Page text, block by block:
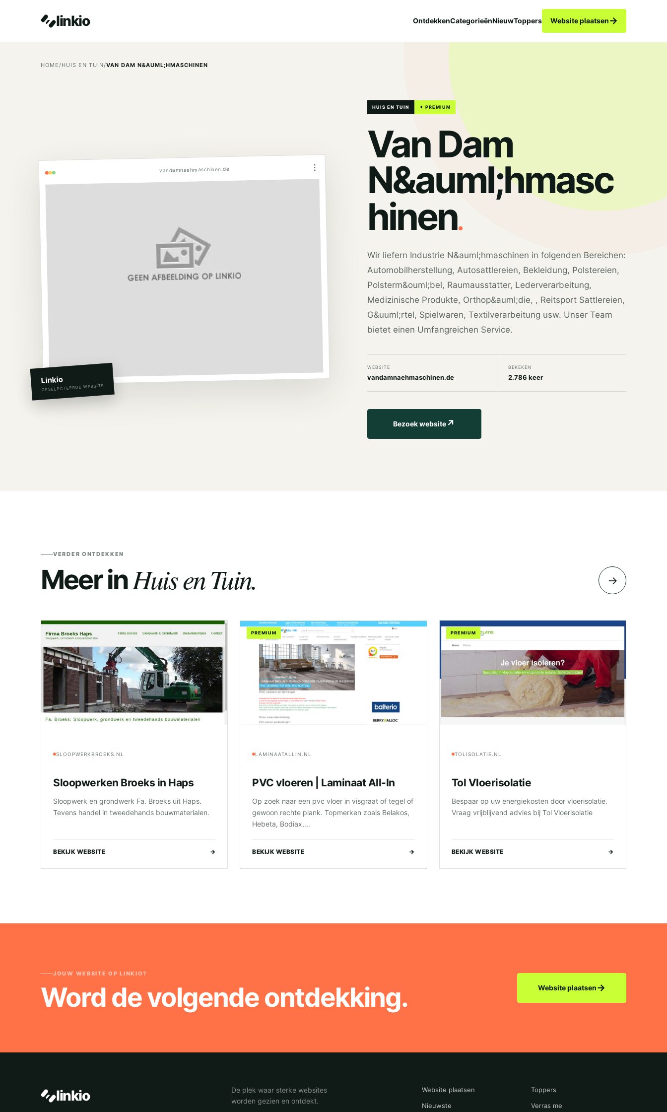
linkio OntdekkenCategorieënNieuwToppers Website plaatsen→
HOME/HUIS EN TUIN/VAN DAM N&AUML;HMASCHINEN
vandamnaehmaschinen.de ⋮
Linkio
GESELECTEERDE WEBSITE
HUIS EN TUIN ✦ PREMIUM
Van Dam
N&auml;hmasc
hinen.
Wir liefern Industrie N&auml;hmaschinen in folgenden Bereichen:
Automobilherstellung, Autosattlereien, Bekleidung, Polstereien,
Polsterm&ouml;bel, Raumausstatter, Lederverarbeitung,
Medizinische Produkte, Orthop&auml;die, , Reitsport Sattlereien,
G&uuml;rtel, Spielwaren, Textilverarbeitung usw. Unser Team
bietet einen Umfangreichen Service.
WEBSITE
vandamnaehmaschinen.de
BEKEKEN
2.786 keer
Bezoek website↗
VERDER ONTDEKKEN
Meer inHuis en Tuin. →
SLOOPWERKBROEKS.NL
Sloopwerken Broeks in Haps
Sloopwerk en grondwerk Fa. Broeks uit Haps.
Tevens handel in tweedehands bouwmaterialen.
BEKIJK WEBSITE →
PREMIUM
LAMINAATALLIN.NL
PVC vloeren | Laminaat All-In
Op zoek naar een pvc vloer in visgraat of tegel of
gewoon rechte plank. Topmerken zoals Belakos,
Hebeta, Bodiax,...
BEKIJK WEBSITE →
PREMIUM
TOLISOLATIE.NL
Tol Vloerisolatie
Bespaar op uw energiekosten door vloerisolatie.
Vraag vrijblijvend advies bij Tol Vloerisolatie
BEKIJK WEBSITE →
JOUW WEBSITE OP LINKIO?
Word de volgende ontdekking. Website plaatsen→
linkio
De plek waar sterke websites
worden gezien en ontdekt.
Website plaatsen
Toppers
Nieuwste
Verras me